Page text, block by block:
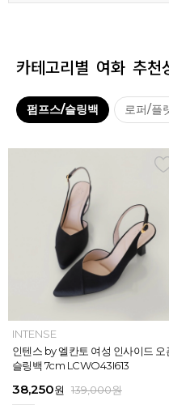
카테고리별 여화 추천
펌프스/슬링백 로퍼/플
INTENSE
인텐스 by 엘칸토 여성 위빙 스트랩
플랫 샌들 2.5cm LCWW05I626
45,900원 159,000원
INTENSE
인텐스 by 엘칸토 여성 인사이드 오
슬링백 7cm LCWO43I613
38,250원 139,000원
MAZZ
마쯔 by 엘칸토 여성 미니버클 캐주얼
로퍼 2.5cm LCWC02M613
28,720원 159,000원
MAZZ
마쯔 by 엘칸토 여성 슈레이스 포인
고프코어 스니커즈 3cm LCWS03M
31,920원 169,000원
INTENSE
인텐스 by 엘칸토 여성 위빙 스트랩
플랫 샌들 2.5cm LCWW05I626
45,900원 159,000원
INTENSE
인텐스 by 엘칸토 여성 인사이드 오
슬링백 7cm LCWO43I613
38,250원 139,000원